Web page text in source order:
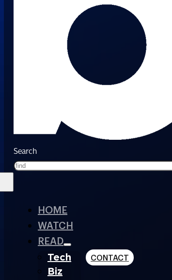
Search
HOME
WATCH
READ
Tech
Biz
CONTACT